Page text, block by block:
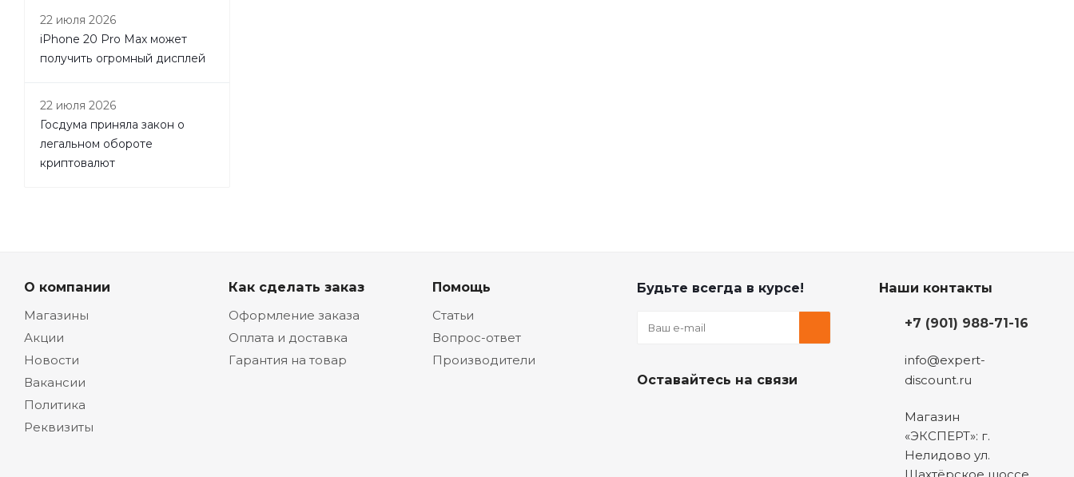
22 июля 2026
iPhone 20 Pro Max может
получить огромный дисплей
22 июля 2026
Госдума приняла закон о
легальном обороте
криптовалют
О компании
Магазины
Акции
Новости
Вакансии
Политика
Реквизиты
Как сделать заказ
Оформление заказа
Оплата и доставка
Гарантия на товар
Помощь
Статьи
Вопрос-ответ
Производители
Будьте всегда в курсе!
Оставайтесь на связи
Наши контакты
+7 (901) 988-71-16
info@expert-
discount.ru
Магазин
«ЭКСПЕРТ»: г.
Нелидово ул.